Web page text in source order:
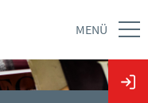
MENÜ